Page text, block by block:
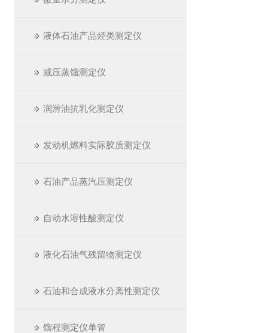
液体石油产品烃类测定仪
减压蒸馏测定仪
润滑油抗乳化测定仪
发动机燃料实际胶质测定仪
石油产品蒸汽压测定仪
自动水溶性酸测定仪
液化石油气残留物测定仪
石油和合成液水分离性测定仪
馏程测定仪单管